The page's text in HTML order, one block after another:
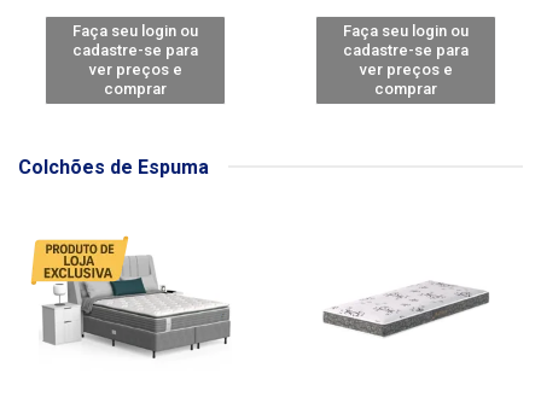
Faça seu login ou
cadastre-se para
ver preços e
comprar
Faça seu login ou
cadastre-se para
ver preços e
comprar
Colchões de Espuma